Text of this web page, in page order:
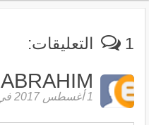
1 التعليقات:
ABRAHIM
1 أغسطس 2017 في 11:58 م